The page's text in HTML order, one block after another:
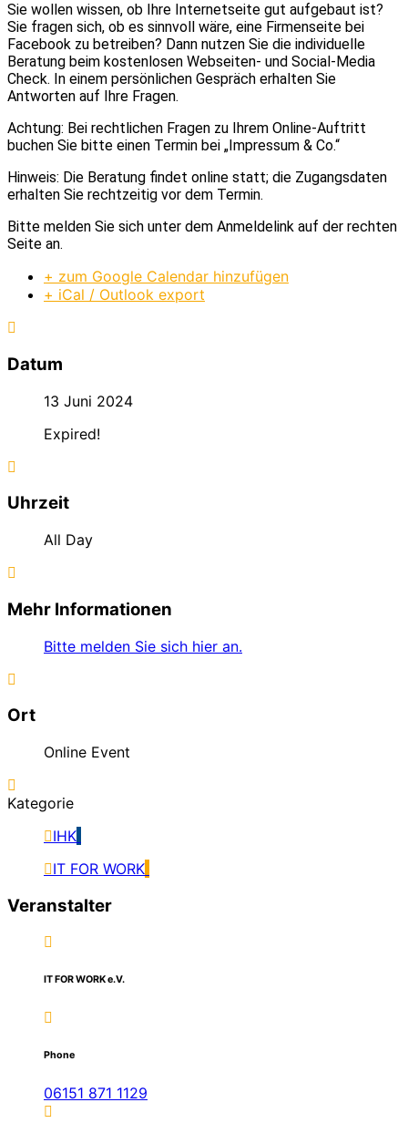
Sie wollen wissen, ob Ihre Internetseite gut aufgebaut ist?
Sie fragen sich, ob es sinnvoll wäre, eine Firmenseite bei
Facebook zu betreiben? Dann nutzen Sie die individuelle
Beratung beim kostenlosen Webseiten- und Social-Media
Check. In einem persönlichen Gespräch erhalten Sie
Antworten auf Ihre Fragen.
Achtung: Bei rechtlichen Fragen zu Ihrem Online-Auftritt
buchen Sie bitte einen Termin bei „Impressum & Co.“
Hinweis: Die Beratung findet online statt; die Zugangsdaten
erhalten Sie rechtzeitig vor dem Termin.
Bitte melden Sie sich unter dem Anmeldelink auf der rechten
Seite an.
+ zum Google Calendar hinzufügen
+ iCal / Outlook export
Datum
13 Juni 2024
Expired!
Uhrzeit
All Day
Mehr Informationen
Bitte melden Sie sich hier an.
Ort
Online Event
Kategorie
IHK
IT FOR WORK
Veranstalter
IT FOR WORK e.V.
Phone
06151 871 1129